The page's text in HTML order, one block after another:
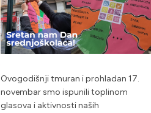
Ovogodišnji tmuran i prohladan 17.
novembar smo ispunili toplinom
glasova i aktivnosti naših